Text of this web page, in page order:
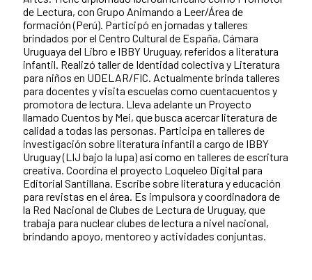
de Lectura, con Grupo Animando a Leer/Área de
formación (Perú). Participó en jornadas y talleres
brindados por el Centro Cultural de España, Cámara
Uruguaya del Libro e IBBY Uruguay, referidos a literatura
infantil. Realizó taller de Identidad colectiva y Literatura
para niños en UDELAR/FIC. Actualmente brinda talleres
para docentes y visita escuelas como cuentacuentos y
promotora de lectura. Lleva adelante un Proyecto
llamado Cuentos by Mei, que busca acercar literatura de
calidad a todas las personas. Participa en talleres de
investigación sobre literatura infantil a cargo de IBBY
Uruguay (LIJ bajo la lupa) así como en talleres de escritura
creativa. Coordina el proyecto Loqueleo Digital para
Editorial Santillana. Escribe sobre literatura y educación
para revistas en el área. Es impulsora y coordinadora de
la Red Nacional de Clubes de Lectura de Uruguay, que
trabaja para nuclear clubes de lectura a nivel nacional,
brindando apoyo, mentoreo y actividades conjuntas.